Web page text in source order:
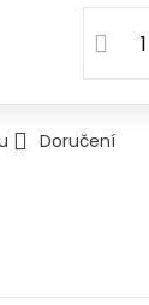
Doručení